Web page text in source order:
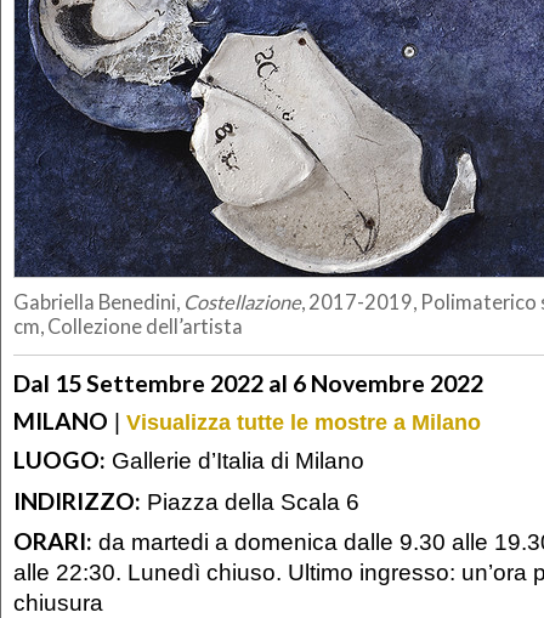
Gabriella Benedini, Costellazione, 2017-2019, Polimaterico
cm, Collezione dell’artista
Dal 15 Settembre 2022 al 6 Novembre 2022
MILANO | Visualizza tutte le mostre a Milano
LUOGO: Gallerie d’Italia di Milano
INDIRIZZO: Piazza della Scala 6
ORARI: da martedi a domenica dalle 9.30 alle
alle 22:30. Lunedì chiuso. Ultimo ingresso: un’ora
chiusura